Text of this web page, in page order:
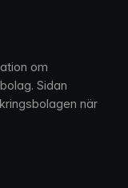
om
Sidan
när